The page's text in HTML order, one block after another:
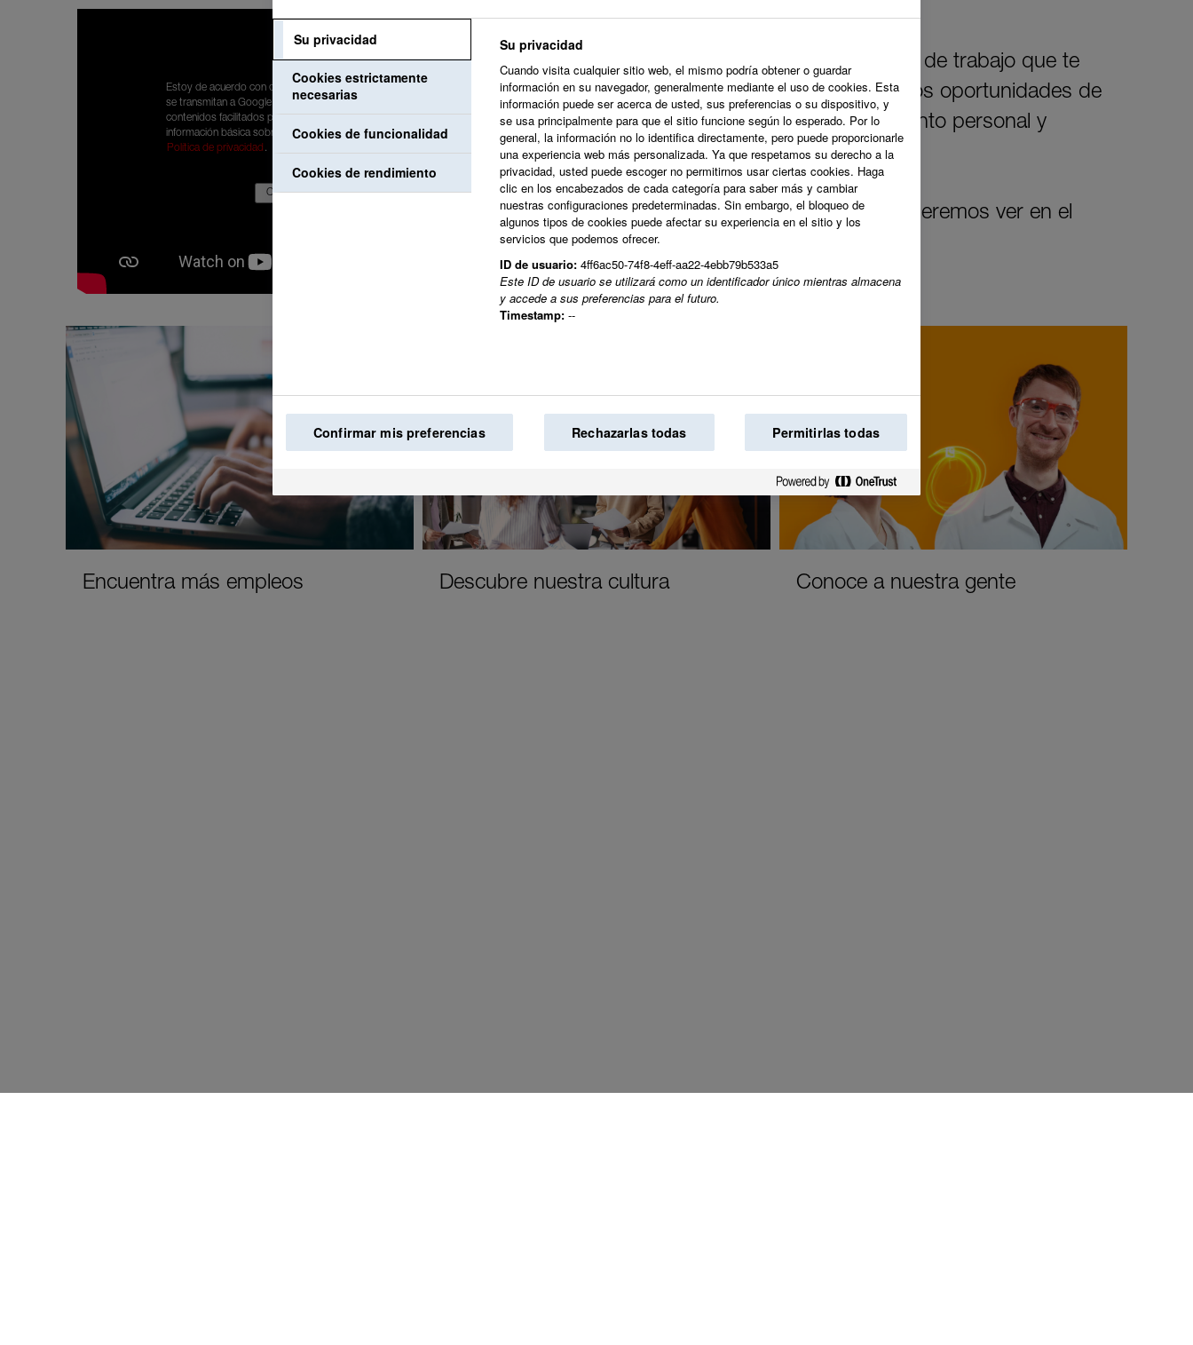
Nuestro objetivo es crear un lugar de trabajo que te
valore y acoja tus ideas. Ofrecemos oportunidades de
desarrollo que apoyan tu crecimiento personal y
profesional.
Juntos creamos el cambio que queremos ver en el
mundo.
Estoy de acuerdo con que mis datos personales
se transmitan a Google para poder visualizar
contenidos facilitados por YouTube. He leído la
información básica sobre protección de datos:
Política de privacidad .
Encuentra más empleos Descubre nuestra cultura Conoce a nuestra gente
Su privacidad
Cookies estrictamente
necesarias
Cookies de funcionalidad
Cookies de rendimiento
Su privacidad
Cuando visita cualquier sitio web, el mismo podría obtener o guardar
información en su navegador, generalmente mediante el uso de cookies. Esta
información puede ser acerca de usted, sus preferencias o su dispositivo, y
se usa principalmente para que el sitio funcione según lo esperado. Por lo
general, la información no lo identifica directamente, pero puede proporcionarle
una experiencia web más personalizada. Ya que respetamos su derecho a la
privacidad, usted puede escoger no permitirnos usar ciertas cookies. Haga
clic en los encabezados de cada categoría para saber más y cambiar
nuestras configuraciones predeterminadas. Sin embargo, el bloqueo de
algunos tipos de cookies puede afectar su experiencia en el sitio y los
servicios que podemos ofrecer.
ID de usuario: 4ff6ac50-74f8-4eff-aa22-4ebb79b533a5
Este ID de usuario se utilizará como un identificador único mientras almacena
y accede a sus preferencias para el futuro.
Timestamp: --
Confirmar mis preferencias Rechazarlas todas Permitirlas todas